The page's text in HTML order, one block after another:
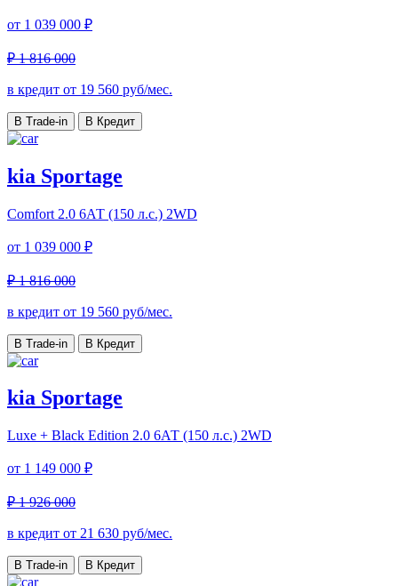
от 1 039 000 ₽
₽ 1 816 000
в кредит от 19 560 руб/мес.
В Trade-in В Кредит
kia Sportage
Comfort 2.0 6АТ (150 л.с.) 2WD
от 1 039 000 ₽
₽ 1 816 000
в кредит от 19 560 руб/мес.
В Trade-in В Кредит
kia Sportage
Luxe + Black Edition 2.0 6АТ (150 л.с.) 2WD
от 1 149 000 ₽
₽ 1 926 000
в кредит от 21 630 руб/мес.
В Trade-in В Кредит